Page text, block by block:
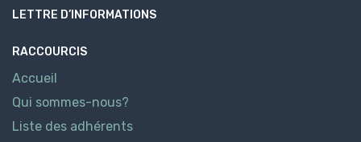
LETTRE D’INFORMATIONS
RACCOURCIS
Accueil
Qui sommes-nous?
Liste des adhérents